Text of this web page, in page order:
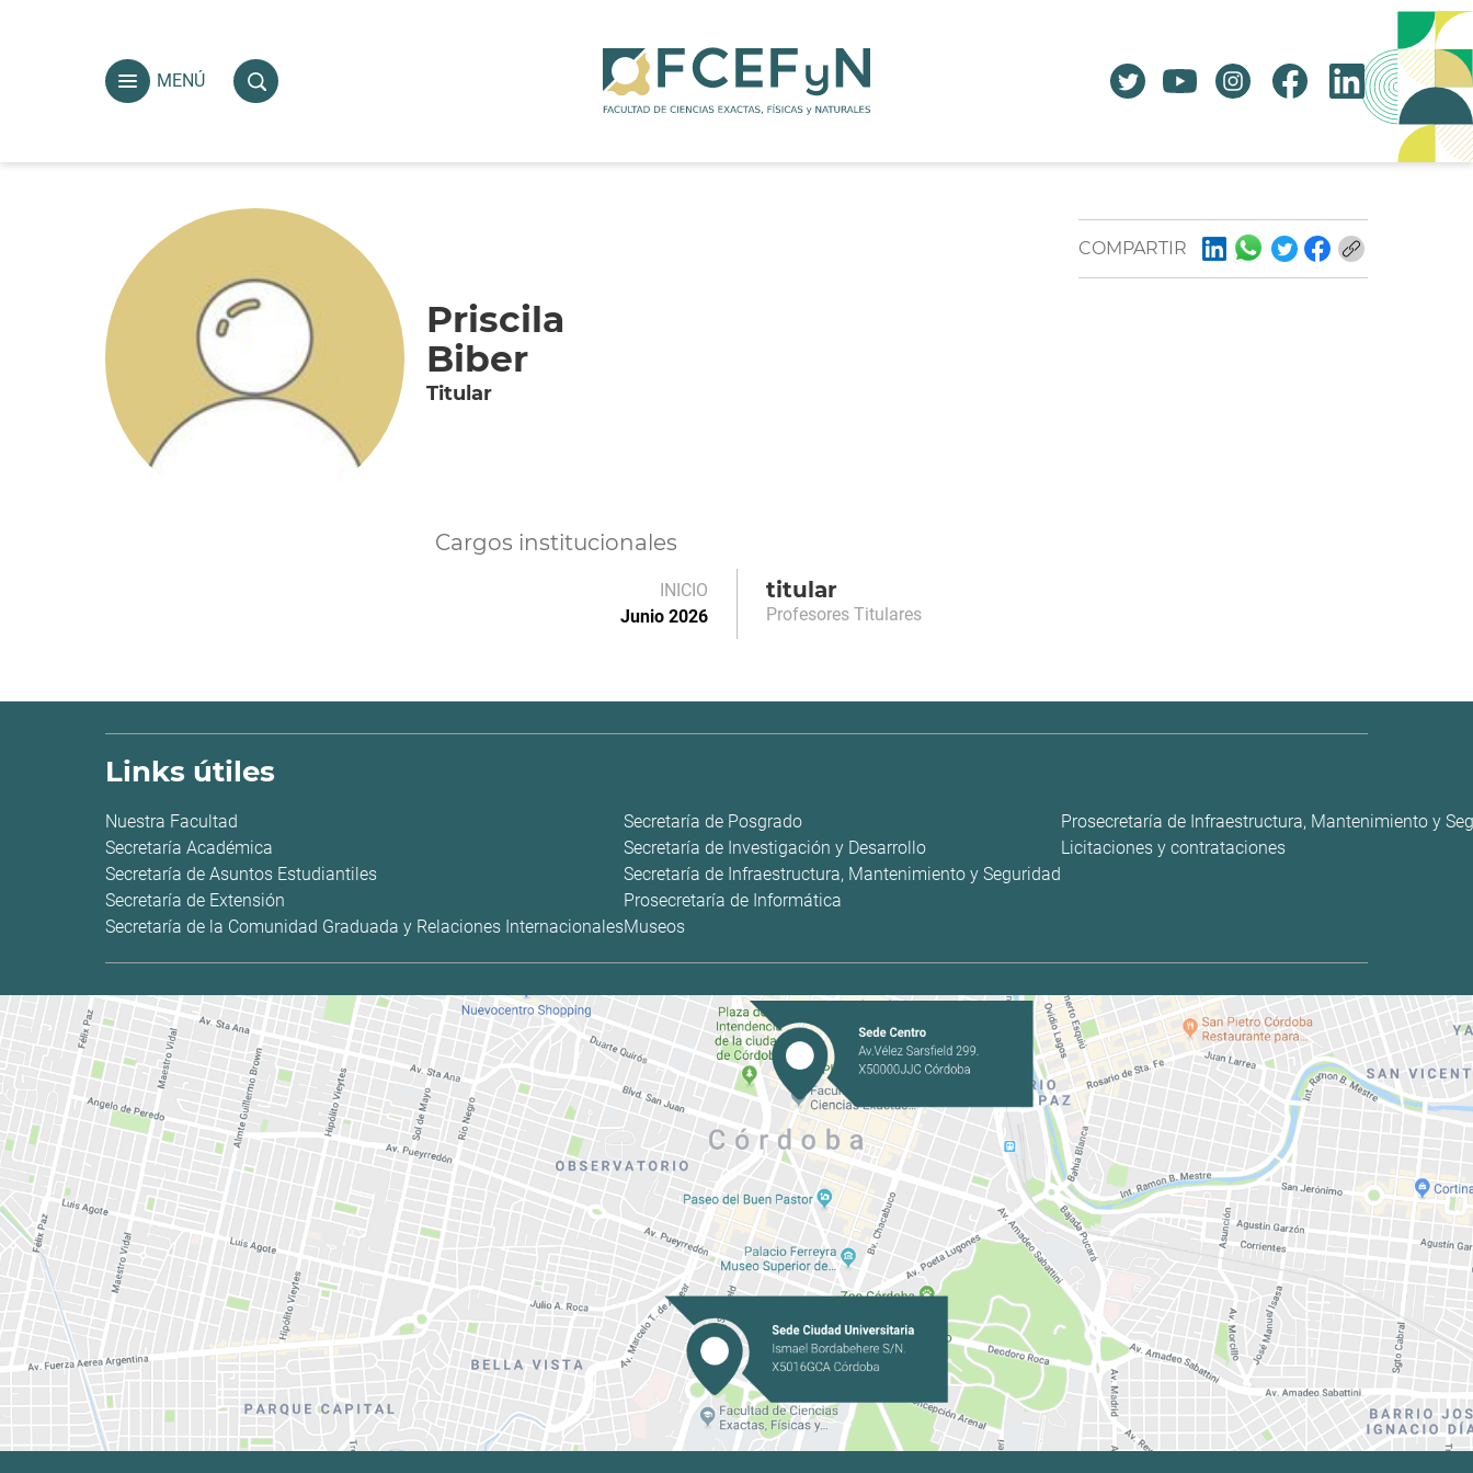
MENÚ
COMPARTIR
Priscila
Biber
Titular
Cargos institucionales
INICIO
Junio 2026
titular
Profesores Titulares
Links útiles
Nuestra Facultad
Secretaría Académica
Secretaría de Asuntos Estudiantiles
Secretaría de Extensión
Secretaría de la Comunidad Graduada y Relaciones Internacionales
Secretaría de Posgrado
Secretaría de Investigación y Desarrollo
Secretaría de Infraestructura, Mantenimiento y Seguridad
Prosecretaría de Informática
Museos
Prosecretaría de Infraestructura, Mantenimiento y
Licitaciones y contrataciones